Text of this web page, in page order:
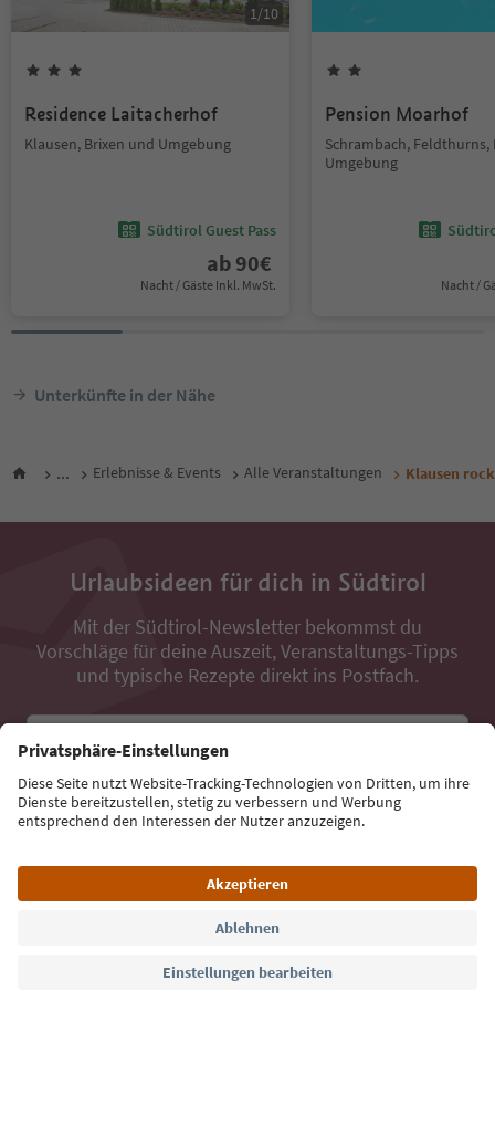
1/10
Residence Laitacherhof
Klausen, Brixen und Umgebung
Südtirol Guest Pass
ab 90€
Nacht / Gäste Inkl. MwSt.
Pension Moarhof
Schrambach, Feldthurns,
Umgebung
Nacht /
Unterkünfte in der Nähe
... Erlebnisse & Events Alle Veranstaltungen Klausen
Urlaubsideen für dich in Südtirol
Mit der Südtirol-Newsletter bekommst du
Vorschläge für deine Auszeit, Veranstaltungs-Tipps
und typische Rezepte direkt ins Postfach.
E-Mail Adresse
Jetzt anmelden